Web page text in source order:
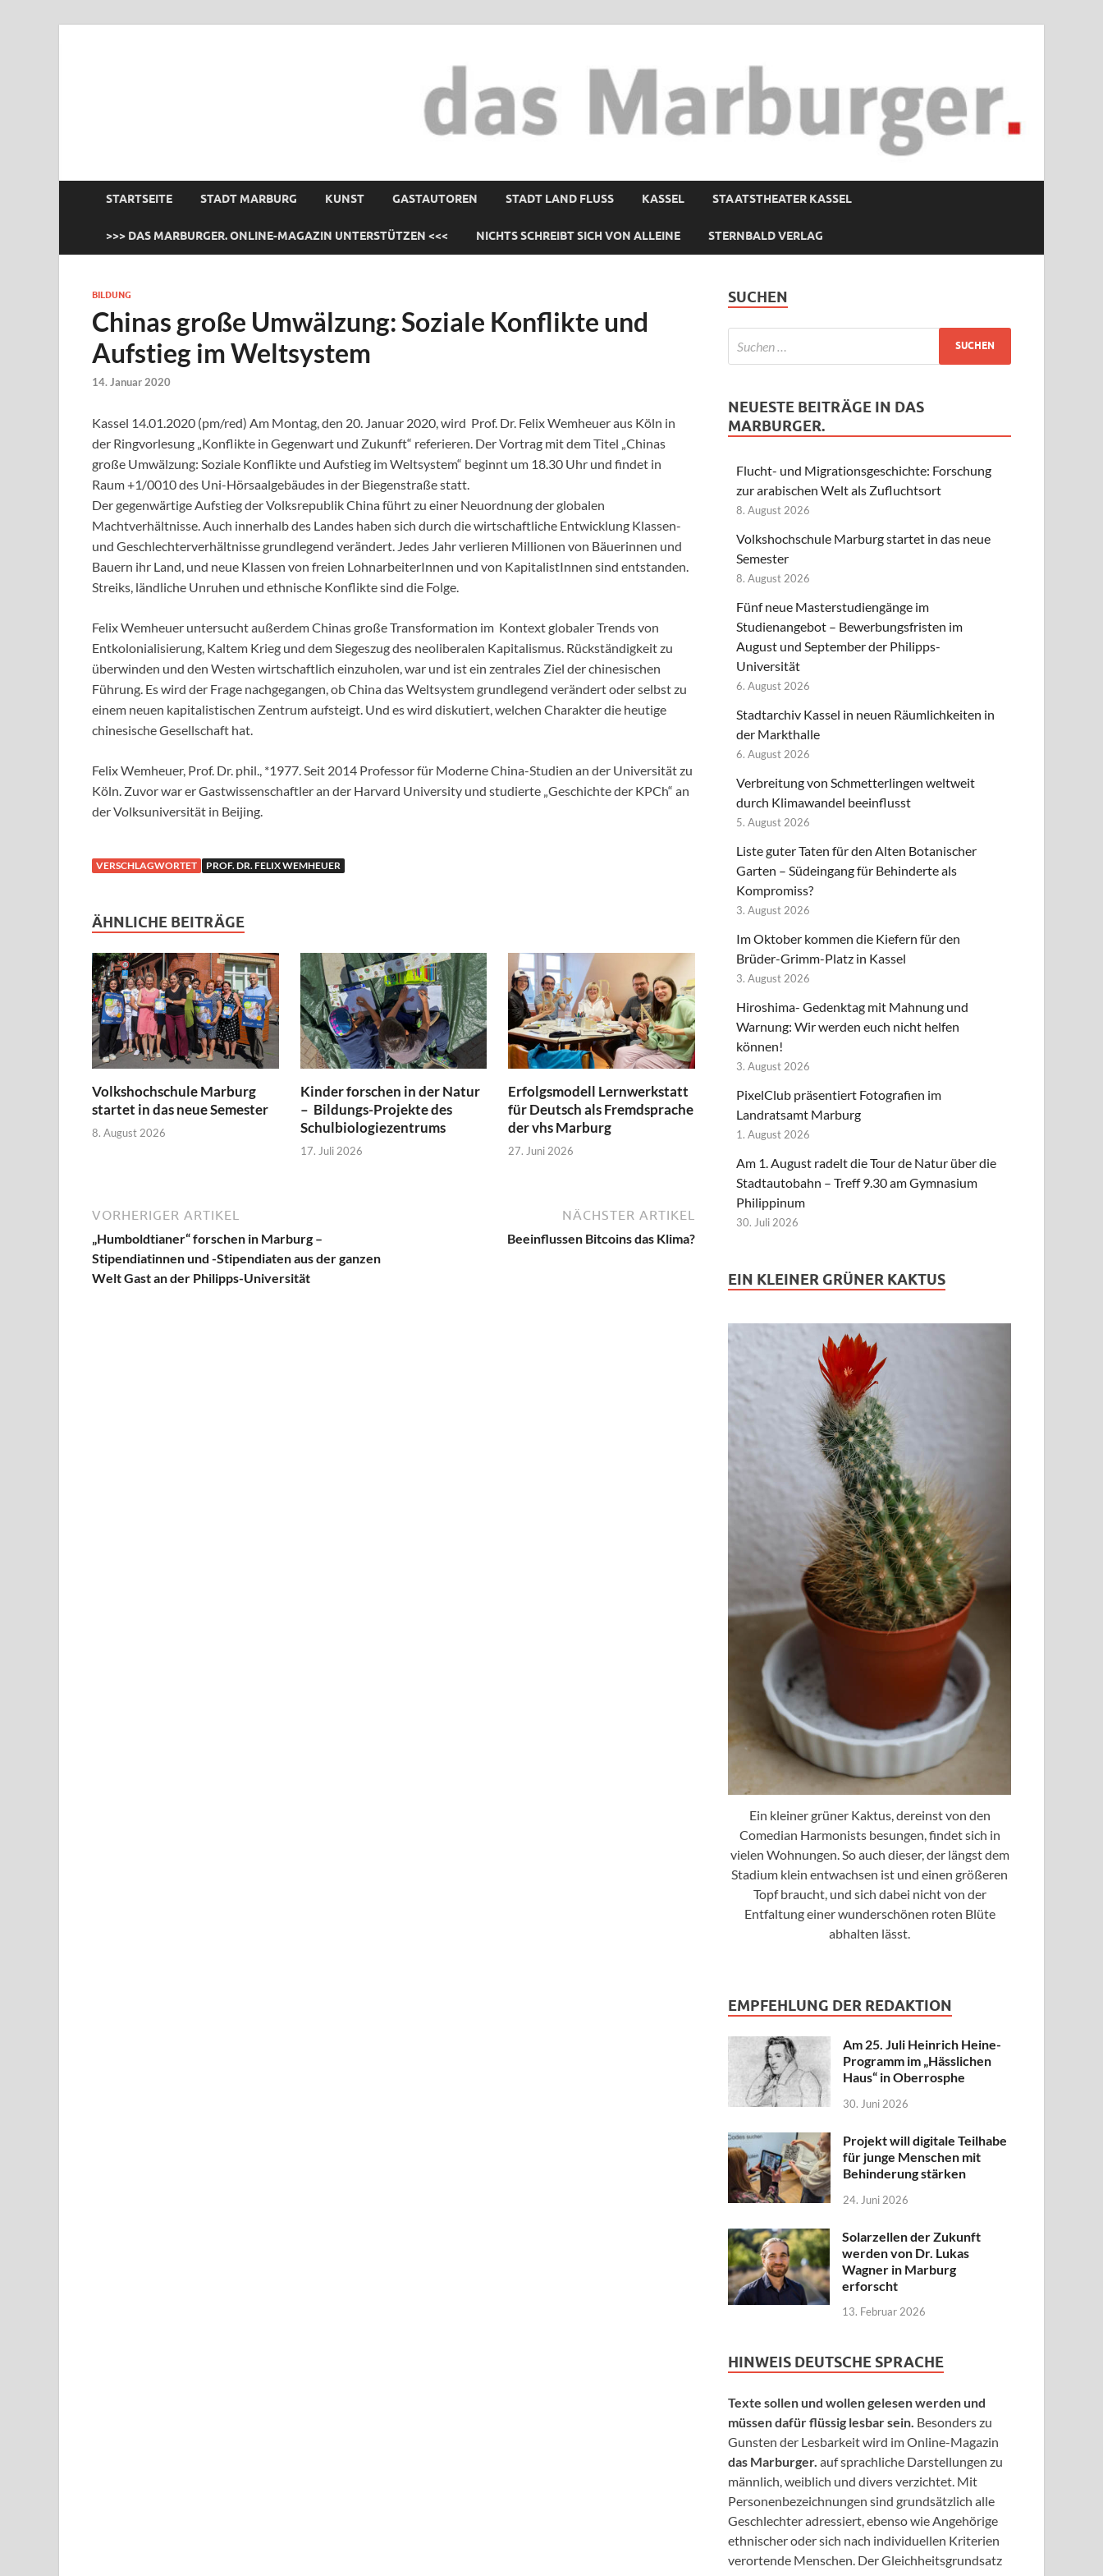
STARTSEITE STADT MARBURG KUNST GASTAUTOREN STADT LAND FLUSS KASSEL STAATSTHEATER KASSEL
>>> DAS MARBURGER. ONLINE-MAGAZIN UNTERSTÜTZEN <<< NICHTS SCHREIBT SICH VON ALLEINE STERNBALD VERLAG
BILDUNG
Chinas große Umwälzung: Soziale Konflikte und
Aufstieg im Weltsystem
14. Januar 2020
Kassel 14.01.2020 (pm/red) Am Montag, den 20. Januar 2020, wird Prof. Dr. Felix Wemheuer aus Köln in
der Ringvorlesung „Konflikte in Gegenwart und Zukunft“ referieren. Der Vortrag mit dem Titel „Chinas
große Umwälzung: Soziale Konflikte und Aufstieg im Weltsystem“ beginnt um 18.30 Uhr und findet in
Raum +1/0010 des Uni-Hörsaalgebäudes in der Biegenstraße statt.
Der gegenwärtige Aufstieg der Volksrepublik China führt zu einer Neuordnung der globalen
Machtverhältnisse. Auch innerhalb des Landes haben sich durch die wirtschaftliche Entwicklung Klassen-
und Geschlechterverhältnisse grundlegend verändert. Jedes Jahr verlieren Millionen von Bäuerinnen und
Bauern ihr Land, und neue Klassen von freien LohnarbeiterInnen und von KapitalistInnen sind entstanden.
Streiks, ländliche Unruhen und ethnische Konflikte sind die Folge.
Felix Wemheuer untersucht außerdem Chinas große Transformation im Kontext globaler Trends von
Entkolonialisierung, Kaltem Krieg und dem Siegeszug des neoliberalen Kapitalismus. Rückständigkeit zu
überwinden und den Westen wirtschaftlich einzuholen, war und ist ein zentrales Ziel der chinesischen
Führung. Es wird der Frage nachgegangen, ob China das Weltsystem grundlegend verändert oder selbst zu
einem neuen kapitalistischen Zentrum aufsteigt. Und es wird diskutiert, welchen Charakter die heutige
chinesische Gesellschaft hat.
Felix Wemheuer, Prof. Dr. phil., *1977. Seit 2014 Professor für Moderne China-Studien an der Universität zu
Köln. Zuvor war er Gastwissenschaftler an der Harvard University und studierte „Geschichte der KPCh“ an
der Volksuniversität in Beijing.
VERSCHLAGWORTET PROF. DR. FELIX WEMHEUER
ÄHNLICHE BEITRÄGE
Volkshochschule Marburg
startet in das neue Semester
8. August 2026
Kinder forschen in der Natur
– Bildungs-Projekte des
Schulbiologiezentrums
17. Juli 2026
Erfolgsmodell Lernwerkstatt
für Deutsch als Fremdsprache
der vhs Marburg
27. Juni 2026
VORHERIGER ARTIKEL
„Humboldtianer“ forschen in Marburg –
Stipendiatinnen und -Stipendiaten aus der ganzen
Welt Gast an der Philipps-Universität
NÄCHSTER ARTIKEL
Beeinflussen Bitcoins das Klima?
SUCHEN
NEUESTE BEITRÄGE IN DAS
MARBURGER.
Flucht- und Migrationsgeschichte: Forschung
zur arabischen Welt als Zufluchtsort
8. August 2026
Volkshochschule Marburg startet in das neue
Semester
8. August 2026
Fünf neue Masterstudiengänge im
Studienangebot – Bewerbungsfristen im
August und September der Philipps-
Universität
6. August 2026
Stadtarchiv Kassel in neuen Räumlichkeiten in
der Markthalle
6. August 2026
Verbreitung von Schmetterlingen weltweit
durch Klimawandel beeinflusst
5. August 2026
Liste guter Taten für den Alten Botanischer
Garten – Südeingang für Behinderte als
Kompromiss?
3. August 2026
Im Oktober kommen die Kiefern für den
Brüder-Grimm-Platz in Kassel
3. August 2026
Hiroshima- Gedenktag mit Mahnung und
Warnung: Wir werden euch nicht helfen
können!
3. August 2026
PixelClub präsentiert Fotografien im
Landratsamt Marburg
1. August 2026
Am 1. August radelt die Tour de Natur über die
Stadtautobahn – Treff 9.30 am Gymnasium
Philippinum
30. Juli 2026
EIN KLEINER GRÜNER KAKTUS
Ein kleiner grüner Kaktus, dereinst von den
Comedian Harmonists besungen, findet sich in
vielen Wohnungen. So auch dieser, der längst dem
Stadium klein entwachsen ist und einen größeren
Topf braucht, und sich dabei nicht von der
Entfaltung einer wunderschönen roten Blüte
abhalten lässt.
EMPFEHLUNG DER REDAKTION
Am 25. Juli Heinrich Heine-
Programm im „Hässlichen
Haus“ in Oberrosphe
30. Juni 2026
Projekt will digitale Teilhabe
für junge Menschen mit
Behinderung stärken
24. Juni 2026
Solarzellen der Zukunft
werden von Dr. Lukas
Wagner in Marburg
erforscht
13. Februar 2026
HINWEIS DEUTSCHE SPRACHE
Texte sollen und wollen gelesen werden und
müssen dafür flüssig lesbar sein. Besonders zu
Gunsten der Lesbarkeit wird im Online-Magazin
das Marburger. auf sprachliche Darstellungen zu
männlich, weiblich und divers verzichtet. Mit
Personenbezeichnungen sind grundsätzlich alle
Geschlechter adressiert, ebenso wie Angehörige
ethnischer oder sich nach individuellen Kriterien
verortende Menschen. Der Gleichheitsgrundsatz